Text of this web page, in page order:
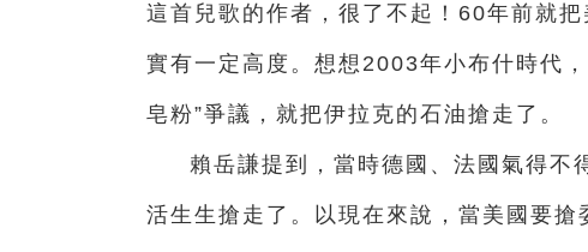
這首兒歌的作者，很了不起！60年前就
實有一定高度。想想2003年小布什時代
皂粉”爭議，就把伊拉克的石油搶走了。
賴岳謙提到，當時德國、法國氣得不
活生生搶走了。以現在來說，當美國要